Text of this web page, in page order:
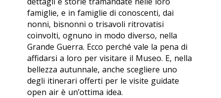
famiglie, e in famiglie di conoscenti, dai
nonni, bisnonni o trisavoli ritrovatisi
coinvolti, ognuno in modo diverso, nella
Grande Guerra. Ecco perché vale la pena di
affidarsi a loro per visitare il Museo. E, nella
bellezza autunnale, anche scegliere uno
degli itinerari offerti per le visite guidate
open air è un’ottima idea.